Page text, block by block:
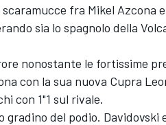
fra Mikel Azcona
sia lo spagnolo della
nonostante le fortissime
con la sua nuova Cupra
con 1"1 sul rivale.
del podio. Davidovski